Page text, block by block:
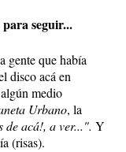
seguir...
gente que había
disco acá en
medio
Urbano, la
de acá!, a ver...". Y
(risas).